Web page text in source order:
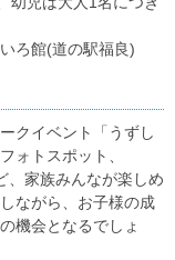
ろ館(道の駅福良)
クイベント「うずし
ォトスポット、
、家族みんなが楽しめ
ながら、お子様の成
機会となるでしょ